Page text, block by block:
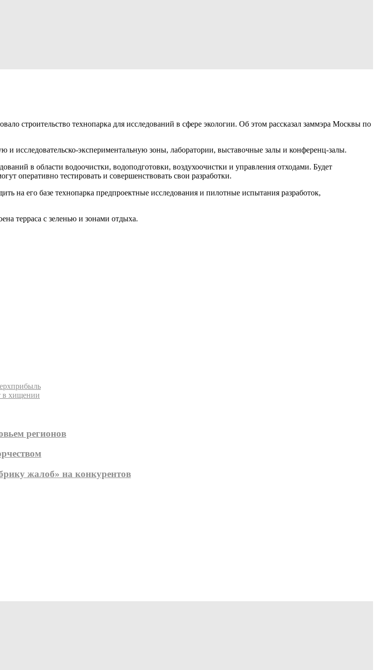
строительство технопарка для исследований в сфере экологии. Об этом рассказал заммэра Москвы по
и исследовательско-экспериментальную зоны, лаборатории, выставочные залы и конференц-залы.
в области водоочистки, водоподготовки, воздухоочистки и управления отходами. Будет
оперативно тестировать и совершенствовать свои разработки.
на его базе технопарка предпроектные исследования и пилотные испытания разработок,
терраса с зеленью и зонами отдыха.
в хищении
регионов
жалоб» на конкурентов